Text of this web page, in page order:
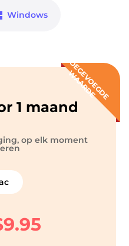
Windows
T
O
E
G
E
V
O
E
G
D
E
W
A
A
R
D
E
1 maand
op elk moment